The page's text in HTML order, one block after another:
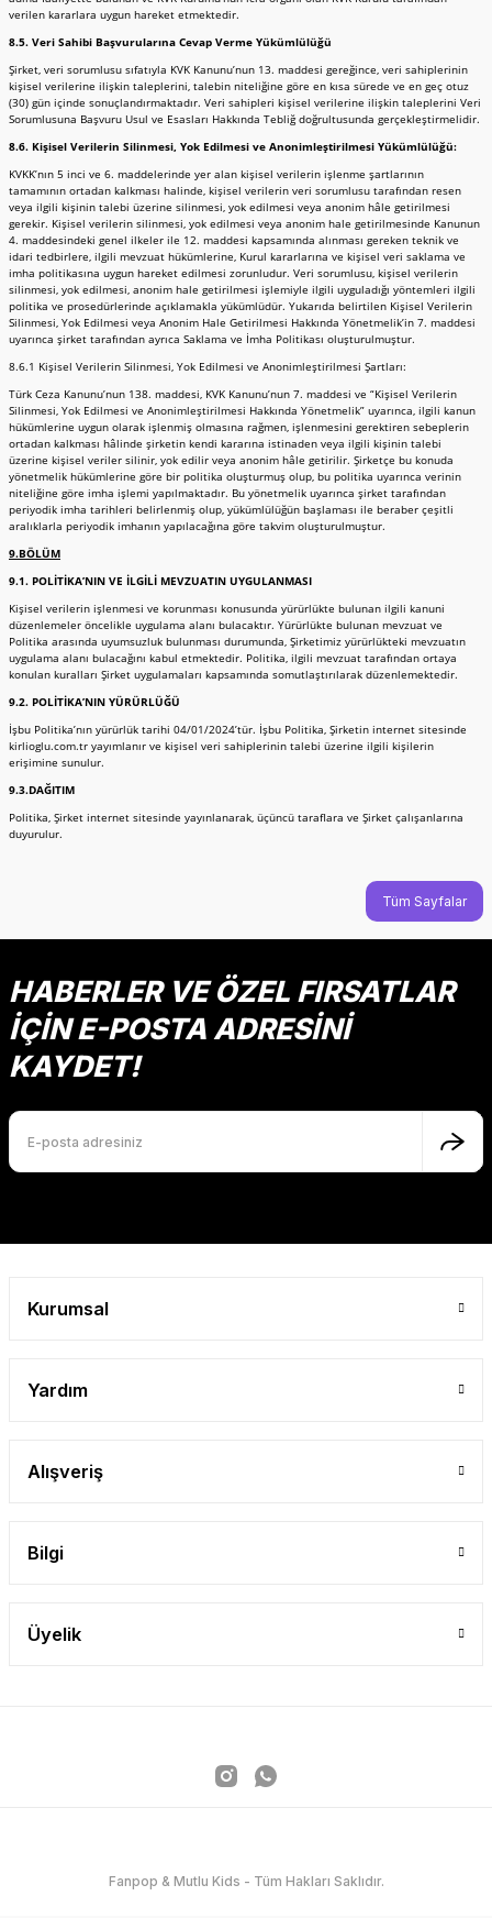
verilen kararlara uygun hareket etmektedir.
8.5. Veri Sahibi Başvurularına Cevap Verme Yükümlülüğü
Şirket, veri sorumlusu sıfatıyla KVK Kanunu’nun 13. maddesi gereğince, veri sahiplerinin
kişisel verilerine ilişkin taleplerini, talebin niteliğine göre en kısa sürede ve en geç otuz
(30) gün içinde sonuçlandırmaktadır. Veri sahipleri kişisel verilerine ilişkin taleplerini Veri
Sorumlusuna Başvuru Usul ve Esasları Hakkında Tebliğ doğrultusunda gerçekleştirmelidir.
8.6. Kişisel Verilerin Silinmesi, Yok Edilmesi ve Anonimleştirilmesi Yükümlülüğü:
KVKK’nın 5 inci ve 6. maddelerinde yer alan kişisel verilerin işlenme şartlarının
tamamının ortadan kalkması halinde, kişisel verilerin veri sorumlusu tarafından resen
veya ilgili kişinin talebi üzerine silinmesi, yok edilmesi veya anonim hâle getirilmesi
gerekir. Kişisel verilerin silinmesi, yok edilmesi veya anonim hale getirilmesinde Kanunun
4. maddesindeki genel ilkeler ile 12. maddesi kapsamında alınması gereken teknik ve
idari tedbirlere, ilgili mevzuat hükümlerine, Kurul kararlarına ve kişisel veri saklama ve
imha politikasına uygun hareket edilmesi zorunludur. Veri sorumlusu, kişisel verilerin
silinmesi, yok edilmesi, anonim hale getirilmesi işlemiyle ilgili uyguladığı yöntemleri ilgili
politika ve prosedürlerinde açıklamakla yükümlüdür. Yukarıda belirtilen Kişisel Verilerin
Silinmesi, Yok Edilmesi veya Anonim Hale Getirilmesi Hakkında Yönetmelik’in 7. maddesi
uyarınca şirket tarafından ayrıca Saklama ve İmha Politikası oluşturulmuştur.
8.6.1 Kişisel Verilerin Silinmesi, Yok Edilmesi ve Anonimleştirilmesi Şartları:
Türk Ceza Kanunu’nun 138. maddesi, KVK Kanunu’nun 7. maddesi ve “Kişisel Verilerin
Silinmesi, Yok Edilmesi ve Anonimleştirilmesi Hakkında Yönetmelik” uyarınca, ilgili kanun
hükümlerine uygun olarak işlenmiş olmasına rağmen, işlenmesini gerektiren sebeplerin
ortadan kalkması hâlinde şirketin kendi kararına istinaden veya ilgili kişinin talebi
üzerine kişisel veriler silinir, yok edilir veya anonim hâle getirilir. Şirketçe bu konuda
yönetmelik hükümlerine göre bir politika oluşturmuş olup, bu politika uyarınca verinin
niteliğine göre imha işlemi yapılmaktadır. Bu yönetmelik uyarınca şirket tarafından
periyodik imha tarihleri belirlenmiş olup, yükümlülüğün başlaması ile beraber çeşitli
aralıklarla periyodik imhanın yapılacağına göre takvim oluşturulmuştur.
9.BÖLÜM
9.1. POLİTİKA’NIN VE İLGİLİ MEVZUATIN UYGULANMASI
Kişisel verilerin işlenmesi ve korunması konusunda yürürlükte bulunan ilgili kanuni
düzenlemeler öncelikle uygulama alanı bulacaktır. Yürürlükte bulunan mevzuat ve
Politika arasında uyumsuzluk bulunması durumunda, Şirketimiz yürürlükteki mevzuatın
uygulama alanı bulacağını kabul etmektedir. Politika, ilgili mevzuat tarafından ortaya
konulan kuralları Şirket uygulamaları kapsamında somutlaştırılarak düzenlemektedir.
9.2. POLİTİKA’NIN YÜRÜRLÜĞÜ
İşbu Politika’nın yürürlük tarihi 04/01/2024’tür. İşbu Politika, Şirketin internet sitesinde
kirlioglu.com.tr yayımlanır ve kişisel veri sahiplerinin talebi üzerine ilgili kişilerin
erişimine sunulur.
9.3.DAĞITIM
Politika, Şirket internet sitesinde yayınlanarak, üçüncü taraflara ve Şirket çalışanlarına
duyurulur.
Tüm Sayfalar
HABERLER VE ÖZEL FIRSATLAR
İÇİN E-POSTA ADRESİNİ
KAYDET!
Kurumsal
Yardım
Alışveriş
Bilgi
Üyelik
Fanpop & Mutlu Kids - Tüm Hakları Saklıdır.